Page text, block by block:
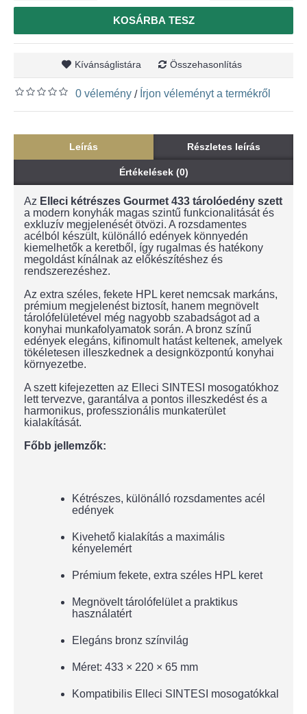
KOSÁRBA TESZ
Kívánságlistára Összehasonlítás
0 vélemény / Írjon véleményt a termékről
Leírás Részletes leírás
Értékelések (0)
Az Elleci kétrészes Gourmet 433 tárolóedény szett
a modern konyhák magas szintű funkcionalitását és
exkluzív megjelenését ötvözi. A rozsdamentes
acélból készült, különálló edények könnyedén
kiemelhetők a keretből, így rugalmas és hatékony
megoldást kínálnak az előkészítéshez és
rendszerezéshez.
Az extra széles, fekete HPL keret nemcsak markáns,
prémium megjelenést biztosít, hanem megnövelt
tárolófelületével még nagyobb szabadságot ad a
konyhai munkafolyamatok során. A bronz színű
edények elegáns, kifinomult hatást keltenek, amelyek
tökéletesen illeszkednek a designközpontú konyhai
környezetbe.
A szett kifejezetten az Elleci SINTESI mosogatókhoz
lett tervezve, garantálva a pontos illeszkedést és a
harmonikus, professzionális munkaterület
kialakítását.
Főbb jellemzők:
Kétrészes, különálló rozsdamentes acél
edények
Kivehető kialakítás a maximális
kényelemért
Prémium fekete, extra széles HPL keret
Megnövelt tárolófelület a praktikus
használatért
Elegáns bronz színvilág
Méret: 433 × 220 × 65 mm
Kompatibilis Elleci SINTESI mosogatókkal